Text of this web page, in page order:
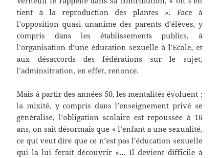
tient à la reproduction des plantes ». Face à
l’opposition quasi unanime des parents d’élèves, y
compris dans les établissements publics, à
l’organisation d’une éducation sexuelle à l’Ecole, et
aux désaccords des fédérations sur le sujet,
l’adminsitration, en effet, renonce.
Mais à partir des années 50, les mentalités évoluent :
la mixité, y compris dans l’enseignement privé se
généralise, l’obligation scolaire est repoussée à 16
ans, on sait désormais que « l’enfant a une sexualité,
ce qui veut dire que ce n’est pas l’éducation sexuelle
qui la lui ferait découvrir »… Il devient difficile à